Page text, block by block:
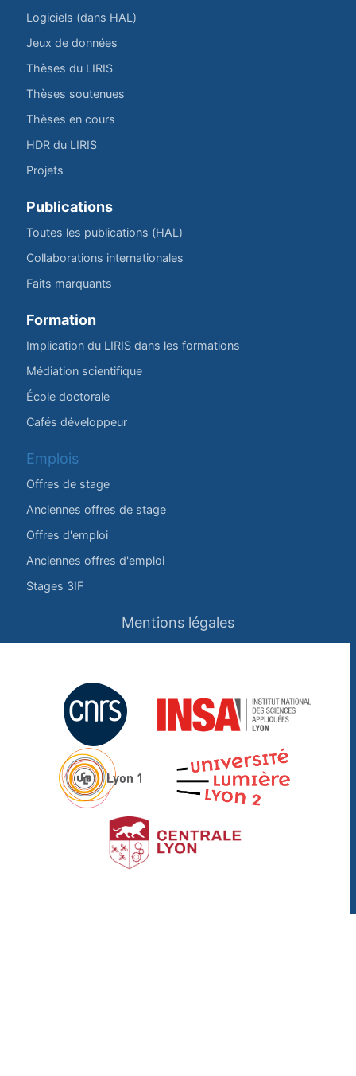
Logiciels (dans HAL)
Jeux de données
Thèses du LIRIS
Thèses soutenues
Thèses en cours
HDR du LIRIS
Projets
Publications
Toutes les publications (HAL)
Collaborations internationales
Faits marquants
Formation
Implication du LIRIS dans les formations
Médiation scientifique
École doctorale
Cafés développeur
Emplois
Offres de stage
Anciennes offres de stage
Offres d'emploi
Anciennes offres d'emploi
Stages 3IF
Mentions légales